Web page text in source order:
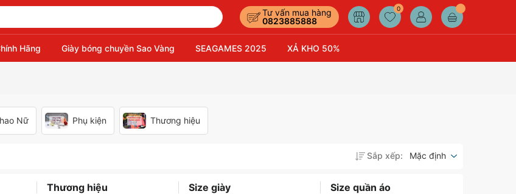
Tư vấn mua hàng
0823885888
0
Hãng Giày bóng chuyền Sao Vàng SEAGAMES 2025 XẢ KHO 50%
Nữ Phụ kiện Thương hiệu
Thương hiệu Size giày Size quần áo
Sắp xếp: Mặc định